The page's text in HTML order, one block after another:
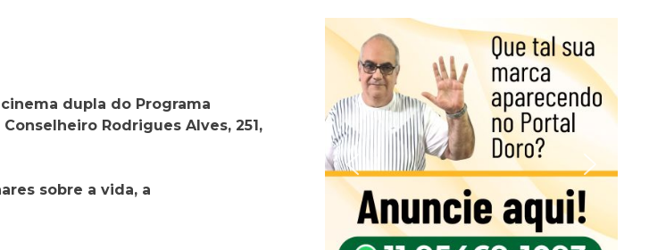
dupla do Programa
Rodrigues Alves, 251,
sobre a vida, a